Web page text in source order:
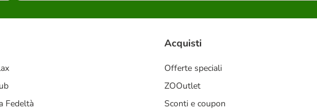
Fedeltà
Acquisti
Offerte speciali
ZOOutlet
Sconti e coupon